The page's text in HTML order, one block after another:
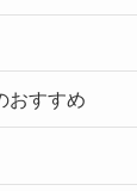
おすすめ